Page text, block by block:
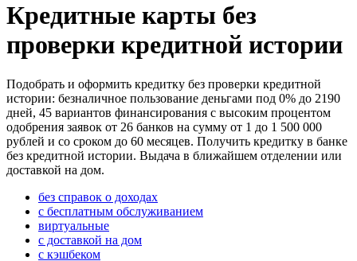
Кредитные карты без
проверки кредитной истории
Подобрать и оформить кредитку без проверки кредитной
истории: безналичное пользование деньгами под 0% до 2190
дней, 45 вариантов финансирования с высоким процентом
одобрения заявок от 26 банков на сумму от 1 до 1 500 000
рублей и со сроком до 60 месяцев. Получить кредитку в банке
без кредитной истории. Выдача в ближайшем отделении или
доставкой на дом.
без справок о доходах
с бесплатным обслуживанием
виртуальные
с доставкой на дом
с кэшбеком